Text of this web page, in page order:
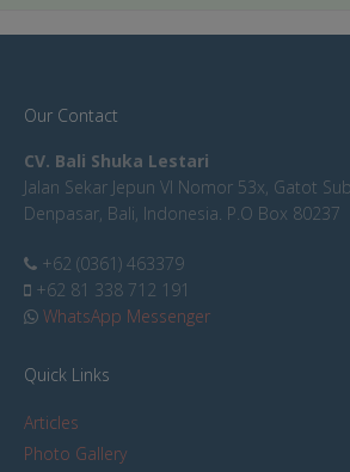
Our Contact
CV. Bali Shuka Lestari
Jalan Sekar Jepun VI Nomor 53x, Gatot
Denpasar, Bali, Indonesia. P.O Box 80237
+62 (0361) 463379
+62 81 338 712 191
WhatsApp Messenger
Quick Links
Articles
Photo Gallery